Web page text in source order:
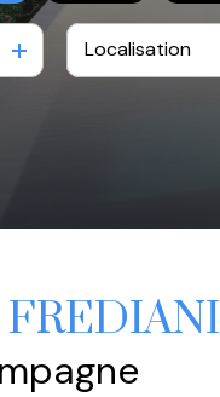
à l'année